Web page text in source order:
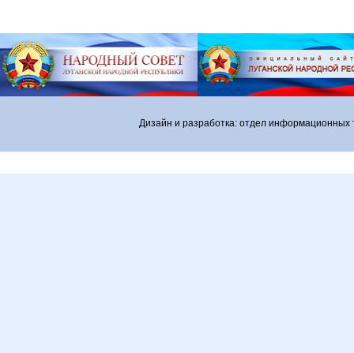
Дизайн и разработка: отдел информационных